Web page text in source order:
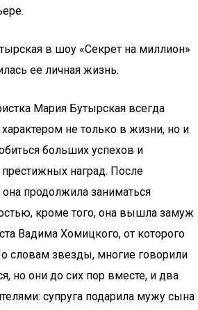
в шоу «Секрет на миллион»
ее личная жизнь.
Мария Бутырская всегда
не только в жизни, но и
больших успехов и
наград. После
продолжила заниматься
кроме того, она вышла замуж
Вадима Хомицкого, от которого
словам звезды, многие говорили
но они до сих пор вместе, и два
супруга подарила мужу сына